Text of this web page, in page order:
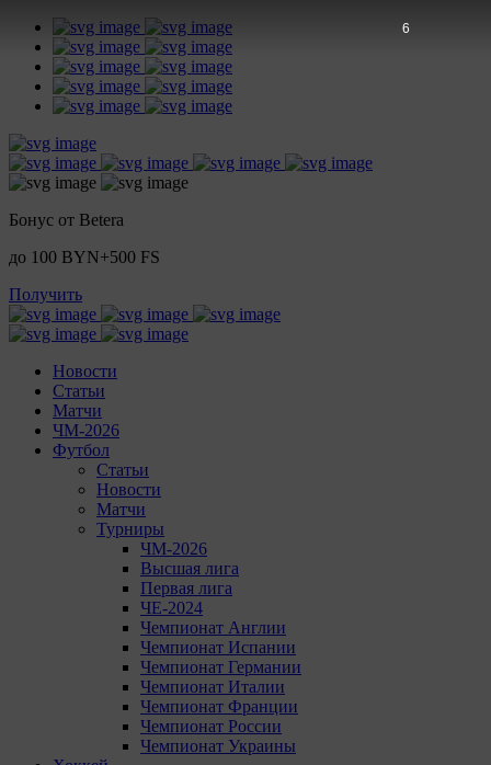
Бонус от Betera
до 100 BYN+500 FS
Получить
Новости
Статьи
Матчи
ЧМ-2026
Футбол
Статьи
Новости
Матчи
Турниры
ЧМ-2026
Высшая лига
Первая лига
ЧЕ-2024
Чемпионат Англии
Чемпионат Испании
Чемпионат Германии
Чемпионат Италии
Чемпионат Франции
Чемпионат России
Чемпионат Украины
6